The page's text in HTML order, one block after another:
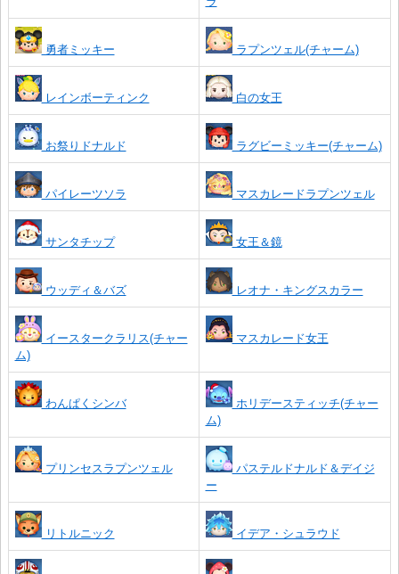
勇者ミッキー ラプンツェル(チャーム)
レインボーティンク 白の女王
お祭りドナルド ラグビーミッキー(チャーム)
パイレーツソラ マスカレードラプンツェル
サンタチップ 女王＆鏡
ウッディ＆バズ レオナ・キングスカラー
イースタークラリス(チャー
ム)
マスカレード女王
わんぱくシンバ
ホリデースティッチ(チャー
ム)
プリンセスラプンツェル
パステルドナルド＆デイジ
ー
リトルニック イデア・シュラウド